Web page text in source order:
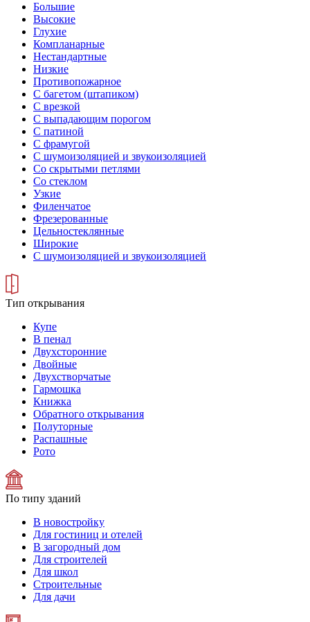
Большие
Высокие
Глухие
Компланарные
Нестандартные
Низкие
Противопожарное
С багетом (штапиком)
С врезкой
С выпадающим порогом
С патиной
С фрамугой
С шумоизоляцией и звукоизоляцией
Со скрытыми петлями
Со стеклом
Узкие
Филенчатое
Фрезерованные
Цельностеклянные
Широкие
С шумоизоляцией и звукоизоляцией
Тип открывания
Купе
В пенал
Двухсторонние
Двойные
Двухстворчатые
Гармошка
Книжка
Обратного открывания
Полуторные
Распашные
Рото
По типу зданий
В новостройку
Для гостиниц и отелей
В загородный дом
Для строителей
Для школ
Строительные
Для дачи